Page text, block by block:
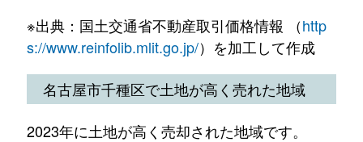
※出典：国土交通省不動産取引価格情報 （http
s://www.reinfolib.mlit.go.jp/）を加工して作成
名古屋市千種区で土地が高く売れた地域
2023年に土地が高く売却された地域です。